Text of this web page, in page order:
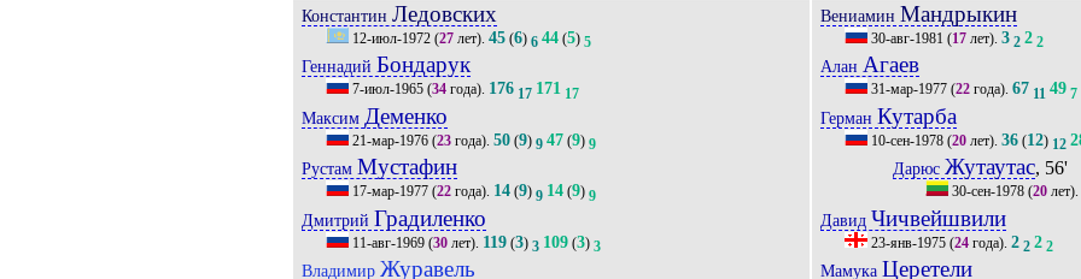
КонстантинЛедовских
12-июл-1972 (27 лет).45 (6) 6 44 (5) 5
ГеннадийБондарук
7-июл-1965 (34 года). 176 17 171 17
Максим Деменко
21-мар-1976 (23 года).50 (9) 9 47 (9) 9
Рустам Мустафин
17-мар-1977 (22 года). 14 (9) 9 14 (9) 9
Дмитрий Градиленко
11-авг-1969 (30 лет). 119 (3) 3 109 (3) 3
Владимир Журавель
Вениамин Мандрыкин
30-авг-1981 (17 лет).3 2 2 2
АланАгаев
31-мар-1977 (22 года).67 11 49 7
Герман Кутарба
10-сен-1978 (20 лет).36 (12) 12
Дарюс Жутаутас, 56'
30-сен-1978(20лет).
Давид Чичвейшвили
23-янв-1975 (24 года).2 2 2 2
Мамука Церетели